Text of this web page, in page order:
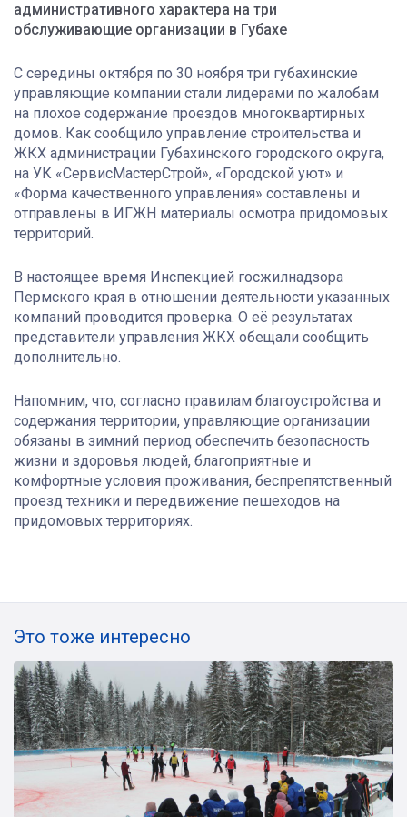
административного характера на три
обслуживающие организации в Губахе
С середины октября по 30 ноября три губахинские
управляющие компании стали лидерами по жалобам
на плохое содержание проездов многоквартирных
домов. Как сообщило управление строительства и
ЖКХ администрации Губахинского городского округа,
на УК «СервисМастерСтрой», «Городской уют» и
«Форма качественного управления» составлены и
отправлены в ИГЖН материалы осмотра придомовых
территорий.
В настоящее время Инспекцией госжилнадзора
Пермского края в отношении деятельности указанных
компаний проводится проверка. О её результатах
представители управления ЖКХ обещали сообщить
дополнительно.
Напомним, что, согласно правилам благоустройства и
содержания территории, управляющие организации
обязаны в зимний период обеспечить безопасность
жизни и здоровья людей, благоприятные и
комфортные условия проживания, беспрепятственный
проезд техники и передвижение пешеходов на
придомовых территориях.
Это тоже интересно